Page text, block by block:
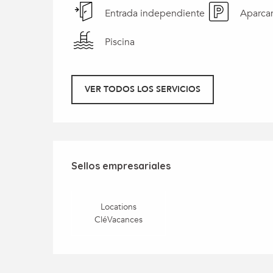
Entrada independiente
Piscina
VER TODOS LOS SERVICIOS
Oferta de
Sellos empresariales
Sellos empresariales
Locations
CléVacances